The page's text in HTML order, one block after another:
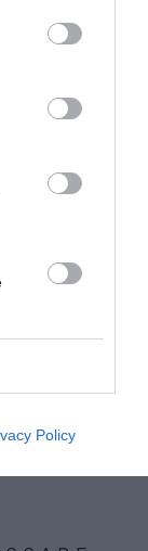
Policy
a
anni di